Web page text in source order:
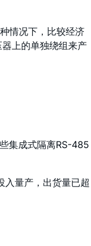
情况下，比较经济
上的单独绕组来产
集成式隔离RS-485
量产，出货量已超